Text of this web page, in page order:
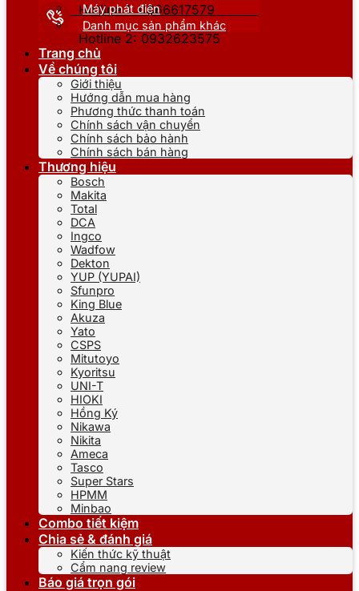
Hotline 1: 0866617579
Hotline 2: 0932623575
Máy phát điện
Danh mục sản phẩm khác
Trang chủ
Về chúng tôi
Giới thiệu
Hướng dẫn mua hàng
Phương thức thanh toán
Chính sách vận chuyển
Chính sách bảo hành
Chính sách bán hàng
Thương hiệu
Bosch
Makita
Total
DCA
Ingco
Wadfow
Dekton
YUP (YUPAI)
Sfunpro
King Blue
Akuza
Yato
CSPS
Mitutoyo
Kyoritsu
UNI-T
HIOKI
Hồng Ký
Nikawa
Nikita
Ameca
Tasco
Super Stars
HPMM
Minbao
Combo tiết kiệm
Chia sẻ & đánh giá
Kiến thức kỹ thuật
Cẩm nang review
Báo giá trọn gói